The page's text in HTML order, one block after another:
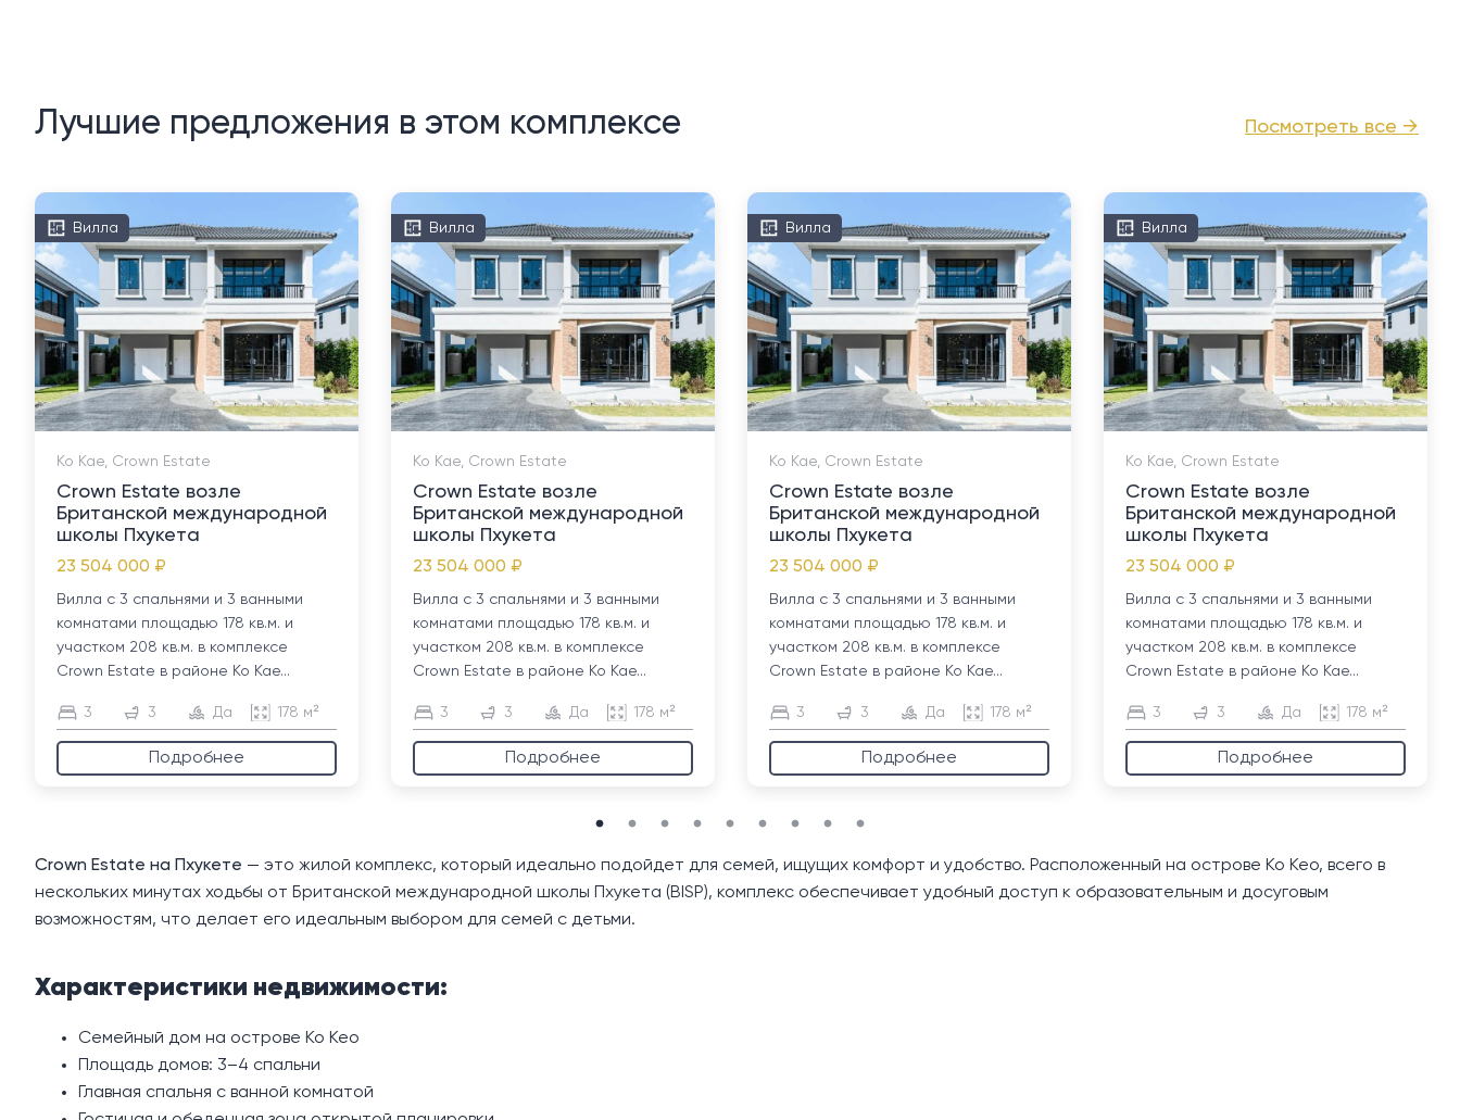
Посмотреть все →
Лучшие предложения в этом комплексе
Вилла
Ко Кае, Crown Estate
Crown Estate возле
Британской международной
школы Пхукета
23 504 000 ₽
Вилла с 3 спальнями и 3 ванными
комнатами площадью 178 кв.м. и
участком 208 кв.м. в комплексе
Crown Estate в районе Ко Кае...
3 3 Да 178 м²
Подробнее
Вилла
Ко Кае, Crown Estate
Crown Estate возле
Британской международной
школы Пхукета
23 504 000 ₽
Вилла с 3 спальнями и 3 ванными
комнатами площадью 178 кв.м. и
участком 208 кв.м. в комплексе
Crown Estate в районе Ко Кае...
3 3 Да 178 м²
Подробнее
Вилла
Ко Кае, Crown Estate
Crown Estate возле
Британской международной
школы Пхукета
23 504 000 ₽
Вилла с 3 спальнями и 3 ванными
комнатами площадью 178 кв.м. и
участком 208 кв.м. в комплексе
Crown Estate в районе Ко Кае...
3 3 Да 178 м²
Подробнее
Вилла
Ко Кае, Crown Estate
Crown Estate возле
Британской международной
школы Пхукета
23 504 000 ₽
Вилла с 3 спальнями и 3 ванными
комнатами площадью 178 кв.м. и
участком 208 кв.м. в комплексе
Crown Estate в районе Ко Кае...
3 3 Да 178 м²
Подробнее
Crown Estate на Пхукете — это жилой комплекс, который идеально подойдет для семей, ищущих комфорт и удобство. Расположенный на острове Ко Кео, всего в
нескольких минутах ходьбы от Британской международной школы Пхукета (BISP), комплекс обеспечивает удобный доступ к образовательным и досуговым
возможностям, что делает его идеальным выбором для семей с детьми.
Характеристики недвижимости:
Семейный дом на острове Ко Кео
Площадь домов: 3–4 спальни
Главная спальня с ванной комнатой